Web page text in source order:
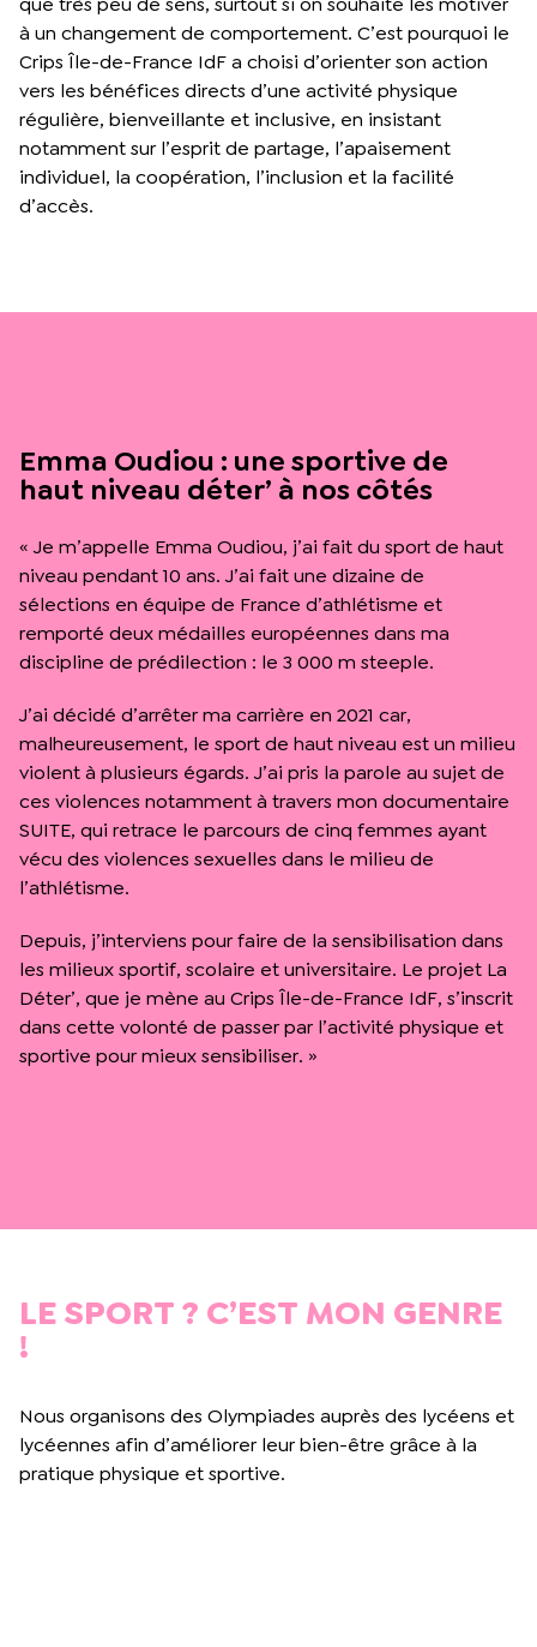
à un changement de comportement. C’est pourquoi le
Crips Île-de-France IdF a choisi d’orienter son action
vers les bénéfices directs d’une activité physique
régulière, bienveillante et inclusive, en insistant
notamment sur l’esprit de partage, l’apaisement
individuel, la coopération, l’inclusion et la facilité
d’accès.
Emma Oudiou : une sportive de
haut niveau déter’ à nos côtés
« Je m’appelle Emma Oudiou, j’ai fait du sport de haut
niveau pendant 10 ans. J’ai fait une dizaine de
sélections en équipe de France d’athlétisme et
remporté deux médailles européennes dans ma
discipline de prédilection : le 3 000 m steeple.
J’ai décidé d’arrêter ma carrière en 2021 car,
malheureusement, le sport de haut niveau est un milieu
violent à plusieurs égards. J’ai pris la parole au sujet de
ces violences notamment à travers mon documentaire
SUITE, qui retrace le parcours de cinq femmes ayant
vécu des violences sexuelles dans le milieu de
l’athlétisme.
Depuis, j’interviens pour faire de la sensibilisation dans
les milieux sportif, scolaire et universitaire. Le projet La
Déter’, que je mène au Crips Île-de-France IdF, s’inscrit
dans cette volonté de passer par l’activité physique et
sportive pour mieux sensibiliser. »
LE SPORT ? C’EST MON GENRE
!
Nous organisons des Olympiades auprès des lycéens et
lycéennes afin d’améliorer leur bien-être grâce à la
pratique physique et sportive.